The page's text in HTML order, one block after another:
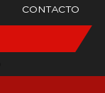
CONTACTO